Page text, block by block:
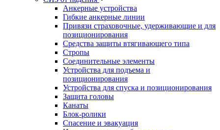
Анкерные устройства
Гибкие анкерные линии
Привязи страховочные, удерживающие и для
позиционирования
Средства защиты втягивающего типа
Стропы
Соединительные элементы
Устройства для подъема и
позиционирования
Устройства для спуска и позиционирования
Защита головы
Канаты
Блок-ролики
Спасение и эвакуация